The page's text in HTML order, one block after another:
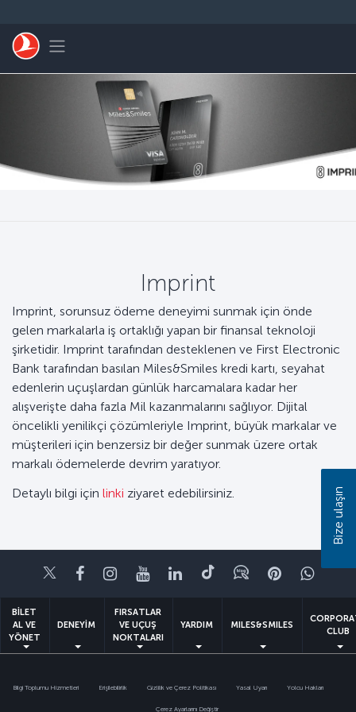
Toggle navigation
Imprint
Imprint, sorunsuz ödeme deneyimi sunmak için önde
gelen markalarla iş ortaklığı yapan bir finansal teknoloji
şirketidir. Imprint tarafından desteklenen ve First Electronic
Bank tarafından basılan Miles&Smiles kredi kartı, seyahat
edenlerin uçuşlardan günlük harcamalara kadar her
alışverişte daha fazla Mil kazanmalarını sağlıyor. Dijital
öncelikli yenilikçi çözümleriyle Imprint, büyük markalar ve
müşterileri için benzersiz bir değer sunmak üzere ortak
markalı ödemelerde devrim yaratıyor.
Detaylı bilgi için linki ziyaret edebilirsiniz.
TwitterFacebookInstagram
YoutubeLinkedIn
TiktokBlogPinterest
BİLET
AL VE
YÖNET
DENEYİM
FIRSATLAR
VE UÇUŞ
NOKTALARI
YARDIM MILES&SMILES
CLUB
Bilgi Toplumu Hizmetleri Erişilebilirlik Gizlilik ve Çerez Politikası Yasal Uyarı Yolcu Hakları
Çerez Ayarlarını Değiştir
Bize ulaşın